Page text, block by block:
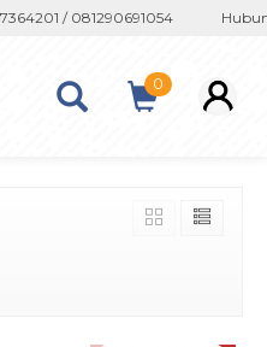
/ 081290691054
0